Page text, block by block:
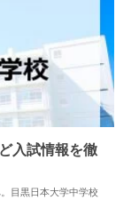
2024.04.02
入試情報を徹
目黒日本大学中学校